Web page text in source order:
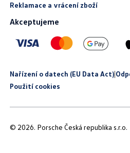
Reklamace a vrácení zboží
Akceptujeme
Nařízení o datech (EU Data Act)|
Použití cookies
© 2026. Porsche Česká republika s.r.o.